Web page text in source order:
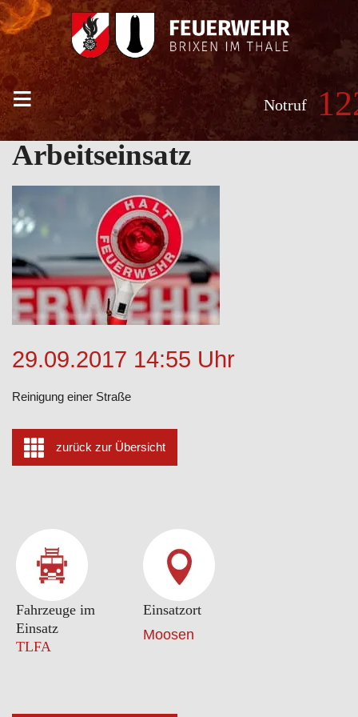
≡ Notruf
Arbeitseinsatz
29.09.2017 14:55 Uhr
Reinigung einer Straße
zurück zur Übersicht
Fahrzeuge im
Einsatz
TLFA
Einsatzort
Moosen